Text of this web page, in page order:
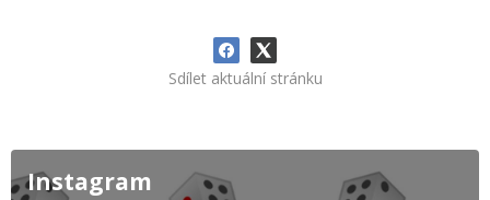
Sdílet aktuální stránku
Instagram